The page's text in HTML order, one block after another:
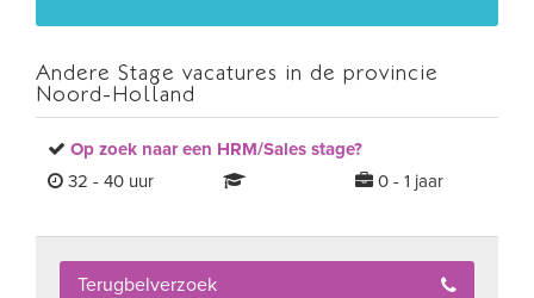
Andere Stage vacatures in de provincie
Noord-Holland
Op zoek naar een HRM/Sales stage?
32 - 40 uur
0 - 1 jaar
Terugbelverzoek